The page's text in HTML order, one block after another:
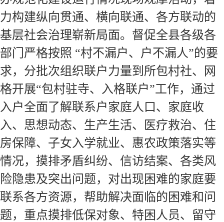
力构建纵向贯通、横向联通、各方联动的
基层社会治理崭新局面。督促全县各级各
部门严格按照 “村不漏户、户不漏人”的要
求，分批次组织联户力量到所包村社、网
格开展“包村驻寺、入格联户”工作，通过
入户全面了解联系户家庭人口、家庭收
入、思想动态、生产生活、医疗救治、住
房保障、子女入学就业、惠农政策落实等
情况，摸排矛盾纠纷、信访结案、各类风
险隐患及突出问题，对出现困难的家庭要
联系各方资源，帮助解决面临的困难和问
题，重点摸排低保对象、特困人员、留守